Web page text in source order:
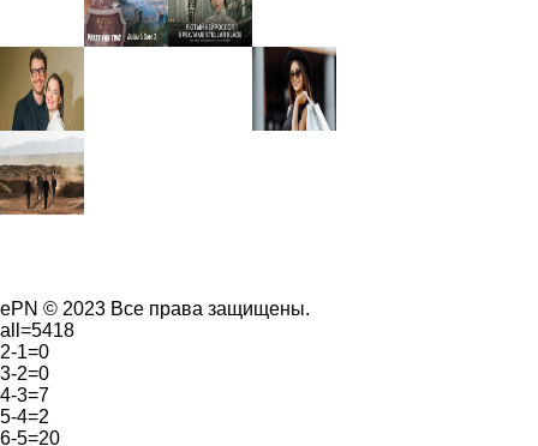
ePN © 2023 Все права защищены.
all=5418
2-1=0
3-2=0
4-3=7
5-4=2
6-5=20